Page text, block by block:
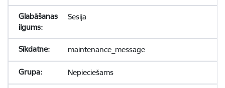
Sesija
maintenance_message
Nepieciešams